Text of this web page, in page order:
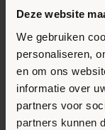
Deze website
We gebruiken
personaliseren,
en om ons
informatie over
partners voor
partners kunnen
in de Magioni
bloemkool!
mooi niks van!
neutraal is, kun
allerlei